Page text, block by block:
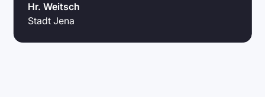
Hr. Weitsch
Stadt Jena